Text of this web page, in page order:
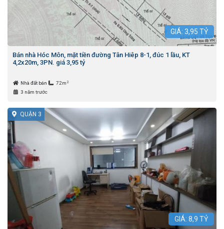
GIÁ: 3,95 TỶ
Bán nhà Hóc Môn, mặt tiền đường Tân Hiêp 8-1, đúc 1 lầu, KT
4,2x20m, 3PN. giá 3,95 tỷ
Nhà đất bán 72m 2
3 năm trước
QUẬN 3
GIÁ: 8,9 TỶ